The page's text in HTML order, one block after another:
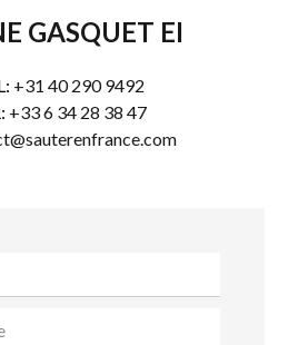
GASQUET EI
+31 40 290 9492
+33 6 34 28 38 47